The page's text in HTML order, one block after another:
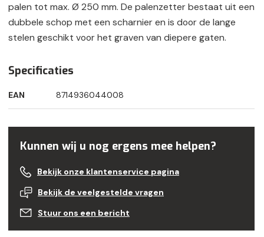
palen tot max. Ø 250 mm. De palenzetter bestaat uit een
dubbele schop met een scharnier en is door de lange
stelen geschikt voor het graven van diepere gaten.
Specificaties
EAN 8714936044008
Kunnen wij u nog ergens mee helpen?
Bekijk onze klantenservice pagina
Bekijk de veelgestelde vragen
Stuur ons een bericht